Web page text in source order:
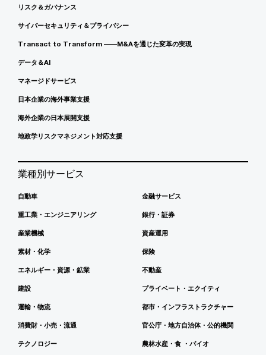
リスク＆ガバナンス
サイバーセキュリティ＆プライバシー
Transact to Transform ――M&Aを通じた変革の実現
データ＆AI
マネージドサービス
日本企業の海外事業支援
海外企業の日本展開支援
地政学リスクマネジメント対応支援
業種別サービス
自動車
重工業・エンジニアリング
産業機械
素材・化学
エネルギー・資源・鉱業
建設
運輸・物流
消費財・小売・流通
テクノロジー
金融サービス
銀行・証券
資産運用
保険
不動産
プライベート・エクイティ
都市・インフラストラクチャー
官公庁・地方自治体・公的機関
農林水産・食 ・バイオ